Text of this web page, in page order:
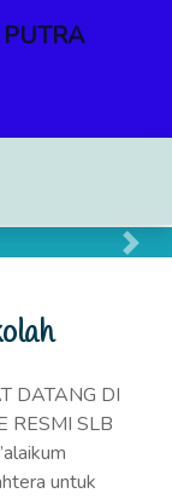
Next
DATANG DI
RESMI SLB
untuk